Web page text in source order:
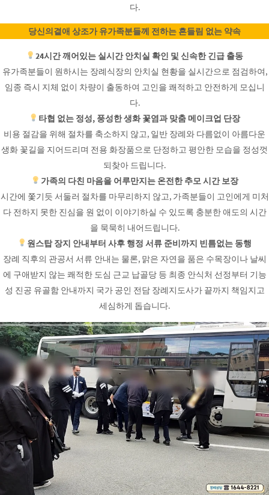
다.
당신의곁애 상조가 유가족분들께 전하는 흔들림 없는 약속
24시간 깨어있는 실시간 안치실 확인 및 신속한 긴급 출동
유가족분들이 원하시는 장례식장의 안치실 현황을 실시간으로 점검하여,
임종 즉시 지체 없이 차량이 출동하여 고인을 쾌적하고 안전하게 모십니
다.
타협 없는 정성, 풍성한 생화 꽃염과 맞춤 메이크업 단장
비용 절감을 위해 절차를 축소하지 않고, 일반 장례와 다름없이 아름다운
생화 꽃길을 지어드리며 전용 화장품으로 단정하고 평안한 모습을 정성껏
되찾아 드립니다.
가족의 다친 마음을 어루만지는 온전한 추모 시간 보장
시간에 쫓기듯 서둘러 절차를 마무리하지 않고, 가족분들이 고인에게 미처
다 전하지 못한 진심을 원 없이 이야기하실 수 있도록 충분한 애도의 시간
을 묵묵히 내어드립니다.
원스탑 장지 안내부터 사후 행정 서류 준비까지 빈틈없는 동행
장례 직후의 관공서 서류 안내는 물론, 맑은 자연을 품은 수목장이나 날씨
에 구애받지 않는 쾌적한 도심 근교 납골당 등 최종 안식처 선정부터 기능
성 진공 유골함 안내까지 국가 공인 전담 장례지도사가 끝까지 책임지고
세심하게 돕습니다.